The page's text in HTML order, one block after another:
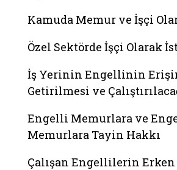
Kamuda Memur ve İşçi
Özel Sektörde İşçi Olarak
İş Yerinin Engellinin
Getirilmesi ve
Engelli Memurlara ve
Memurlara Tayin Hakkı
Çalışan Engellilerin